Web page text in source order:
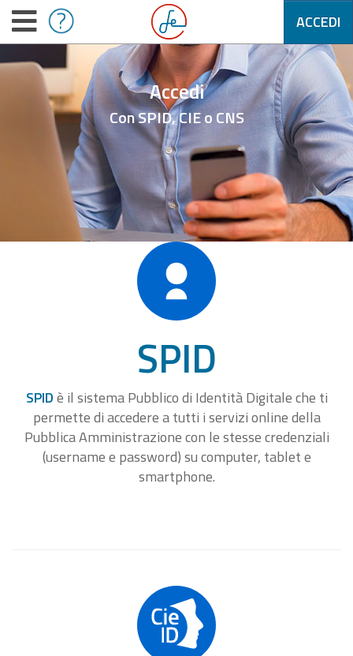
ACCEDI
Accedi
Con SPID, CIE o CNS
SPID
SPIDè il sistema Pubblico di Identità Digitale che ti
permette di accedere a tutti i servizi online della
Pubblica Amministrazione con le stesse credenziali
(username e password) su computer, tablet e
smartphone.